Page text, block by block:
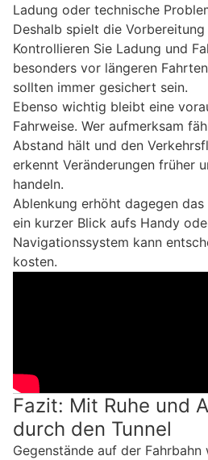
Ladung oder technische
Deshalb spielt die
Kontrollieren Sie Ladung und
besonders vor längeren
sollten immer gesichert sein.
Ebenso wichtig bleibt eine
Fahrweise. Wer aufmerksam
Abstand hält und den
erkennt Veränderungen früher
handeln.
Ablenkung erhöht dagegen
ein kurzer Blick aufs Handy
Navigationssystem kann
kosten.
Fazit: Mit Ruhe und
durch den Tunnel
Gegenstände auf der